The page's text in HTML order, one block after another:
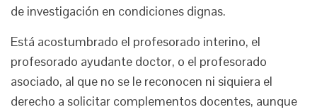
de investigación en condiciones dignas.
Está acostumbrado el profesorado interino, el
profesorado ayudante doctor, o el profesorado
asociado, al que no se le reconocen ni siquiera el
derecho a solicitar complementos docentes, aunque